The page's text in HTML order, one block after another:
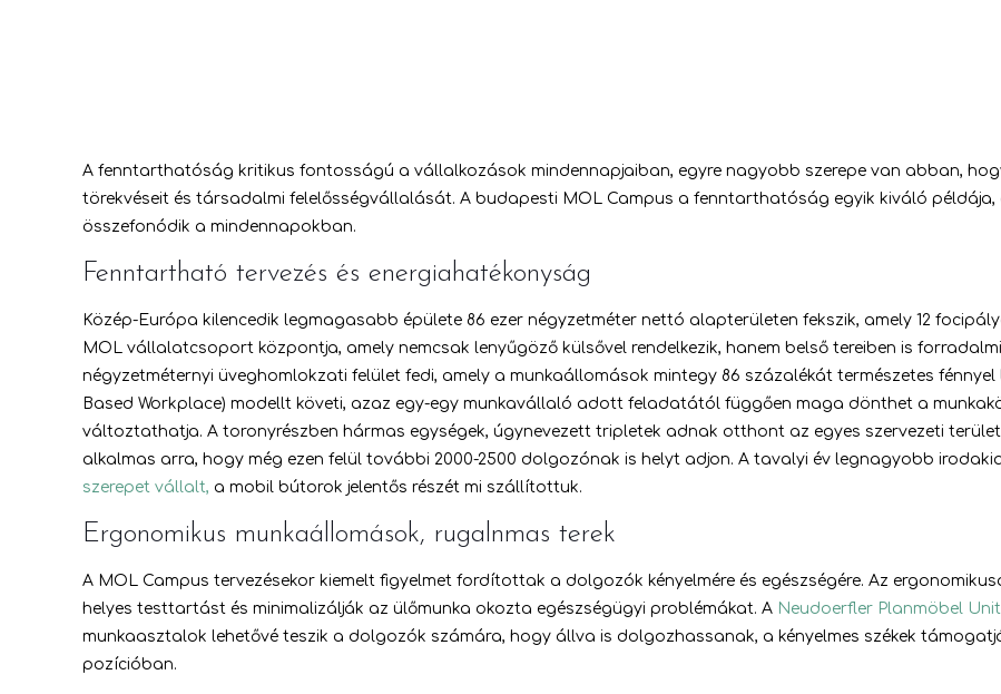
A fenntarthatóság kritikus fontosságú a vállalkozások mindennapjaiban, egyre nagyobb szerepe van abban,
törekvéseit és társadalmi felelősségvállalását. A budapesti MOL Campus a fenntarthatóság egyik kiváló
összefonódik a mindennapokban.
Fenntartható tervezés és energiahatékonyság
Közép-Európa kilencedik legmagasabb épülete 86 ezer négyzetméter nettó alapterületen fekszik, amely 12
MOL vállalatcsoport központja, amely nemcsak lenyűgöző külsővel rendelkezik, hanem belső tereiben is
négyzetméternyi üveghomlokzati felület fedi, amely a munkaállomások mintegy 86 százalékát természetes
Based Workplace) modellt követi, azaz egy-egy munkavállaló adott feladatától függően maga dönthet a
változtathatja. A toronyrészben hármas egységek, úgynevezett tripletek adnak otthont az egyes szervezeti
alkalmas arra, hogy még ezen felül további 2000-2500 dolgozónak is helyt adjon. A tavalyi év legnagyobb
szerepet vállalt, a mobil bútorok jelentős részét mi szállítottuk.
Ergonomikus munkaállomások, rugalnmas terek
A MOL Campus tervezésekor kiemelt figyelmet fordítottak a dolgozók kényelmére és egészségére. Az
helyes testtartást és minimalizálják az ülőmunka okozta egészségügyi problémákat. A Neudoerfler Planmöbel Unit
munkaasztalok lehetővé teszik a dolgozók számára, hogy állva is dolgozhassanak, a kényelmes székek
pozícióban.